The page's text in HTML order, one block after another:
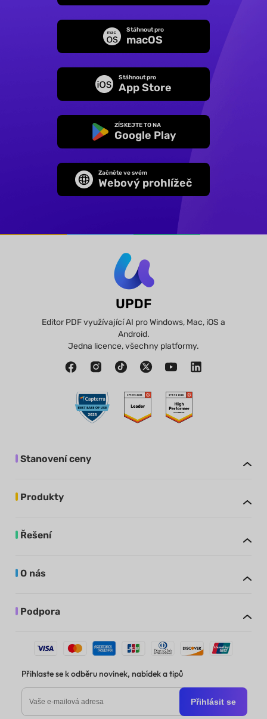
Stáhnout pro
macOS
Stáhnout pro
App Store
ZÍSKEJTE TO NA
Google Play
Začněte ve svém
Webový prohlížeč
UPDF
Editor PDF využívající AI pro Windows, Mac, iOS a
Android.
Jedna licence, všechny platformy.
Stanovení ceny
Produkty
Řešení
O nás
Podpora
Přihlaste se k odběru novinek, nabídek a tipů
Přihlásit se